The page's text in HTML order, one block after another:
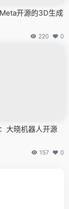
开源的3D生成
220 0
大晓机器人开源
157 0